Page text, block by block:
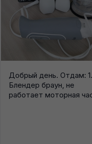
Добрый день. Отдам: 1.
Блендер браун, не
работает моторная